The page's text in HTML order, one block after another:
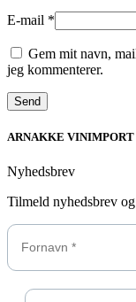
E-mail *
Gem mit navn,
jeg kommenterer.
ARNAKKE VINIMPORT
Nyhedsbrev
Tilmeld nyhedsbrev